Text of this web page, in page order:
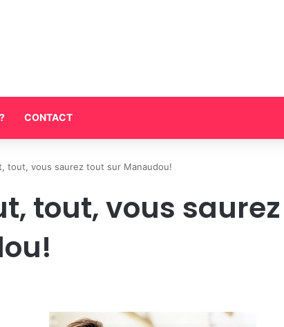
CONTACT
tout, vous saurez tout sur Manaudou!
tout, vous